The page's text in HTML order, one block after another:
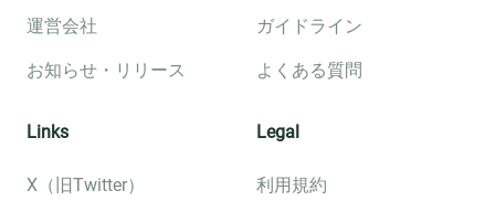
運営会社
お知らせ・リリース
ガイドライン
よくある質問
Links
X（旧Twitter）
Legal
利用規約